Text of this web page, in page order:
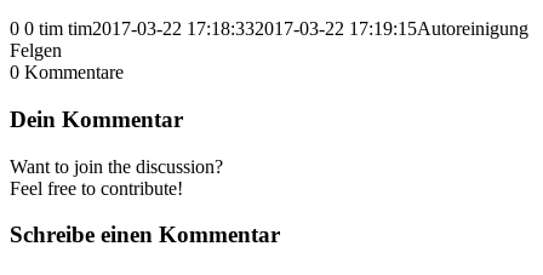
0 0 tim tim2017-03-22 17:18:332017-03-22 17:19:15Autoreinigung
Felgen
0 Kommentare
Dein Kommentar
Want to join the discussion?
Feel free to contribute!
Schreibe einen Kommentar